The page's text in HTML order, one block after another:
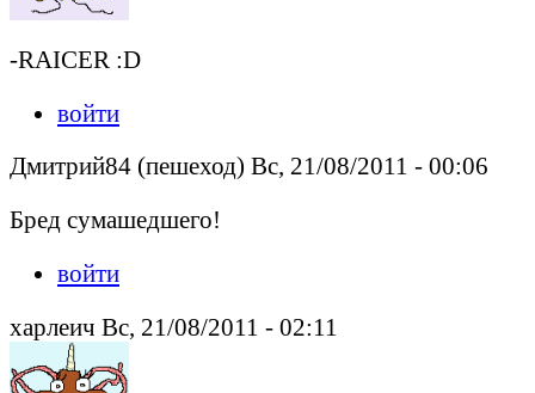
-RAICER :D
войти
Дмитрий84 (пешеход) Вс, 21/08/2011 - 00:06
Бред сумашедшего!
войти
харлеич Вс, 21/08/2011 - 02:11